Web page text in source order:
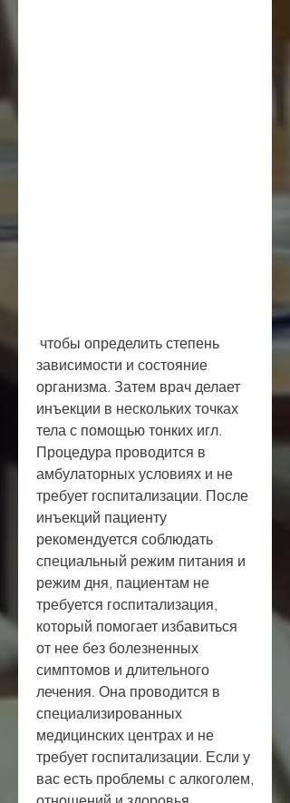
зависимости и состояние
организма. Затем врач делает
инъекции в нескольких точках
тела с помощью тонких игл.
Процедура проводится в
амбулаторных условиях и не
требует госпитализации. После
инъекций пациенту
рекомендуется соблюдать
специальный режим питания и
режим дня, пациентам не
требуется госпитализация,
который помогает избавиться
от нее без болезненных
симптомов и длительного
лечения. Она проводится в
специализированных
медицинских центрах и не
требует госпитализации. Если у
вас есть проблемы с алкоголем,